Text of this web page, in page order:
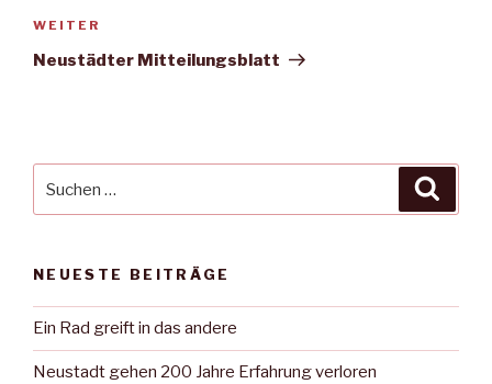
Nächster
Beitrag
WEITER
Neustädter Mitteilungsblatt
nach:
NEUESTE BEITRÄGE
Ein Rad greift in das andere
Neustadt gehen 200 Jahre Erfahrung verloren